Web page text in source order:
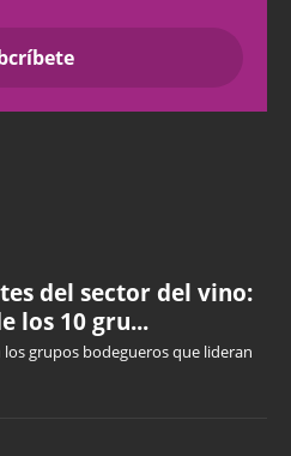
del sector del vino:
los 10 gru...
grupos bodegueros que lideran